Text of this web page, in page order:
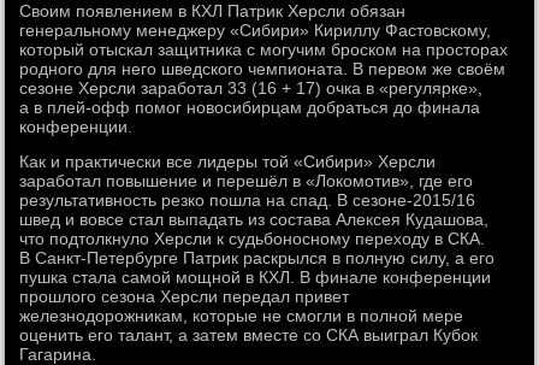
Своим появлением в КХЛ Патрик Херсли обязан
генеральному менеджеру «Сибири» Кириллу Фастовскому,
который отыскал защитника с могучим броском на просторах
родного для него шведского чемпионата. В первом же своём
сезоне Херсли заработал 33 (16 + 17) очка в «регулярке»,
а в плей-офф помог новосибирцам добраться до финала
конференции.
Как и практически все лидеры той «Сибири» Херсли
заработал повышение и перешёл в «Локомотив», где его
результативность резко пошла на спад. В сезоне-2015/16
швед и вовсе стал выпадать из состава Алексея Кудашова,
что подтолкнуло Херсли к судьбоносному переходу в СКА.
В Санкт-Петербурге Патрик раскрылся в полную силу, а его
пушка стала самой мощной в КХЛ. В финале конференции
прошлого сезона Херсли передал привет
железнодорожникам, которые не смогли в полной мере
оценить его талант, а затем вместе со СКА выиграл Кубок
Гагарина.